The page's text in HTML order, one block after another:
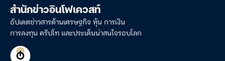
สำนักข่าวอินโฟเควสท์
อัปเดตข่าวสารด้านเศรษฐกิจ หุ้น การเงิน
การลงทุน คริปโท และประเด็นน่าสนใจรอบโลก